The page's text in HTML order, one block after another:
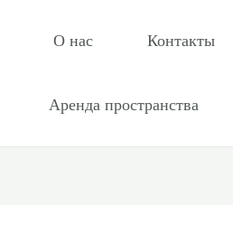
О нас Контакты
Аренда пространства